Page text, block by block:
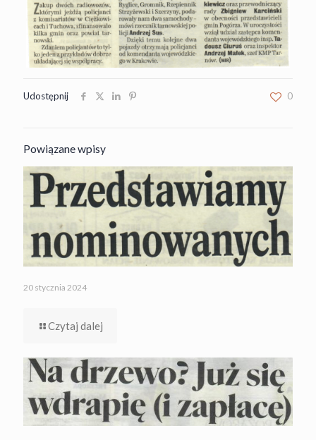
Udostępnij 0
Powiązane wpisy
20 stycznia 2024
Czytaj dalej